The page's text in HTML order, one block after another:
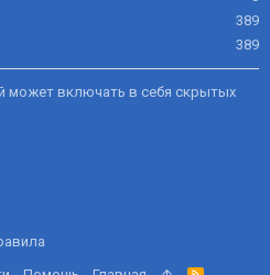
389
389
может включать в себя скрытых